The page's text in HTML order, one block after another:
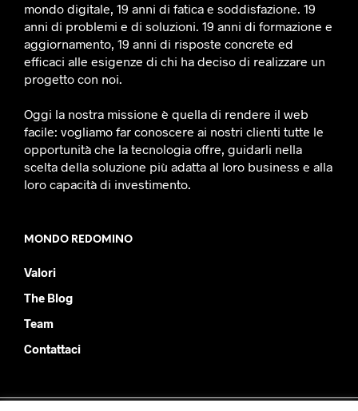
mondo digitale, 19 anni di fatica e soddisfazione. 19
anni di problemi e di soluzioni. 19 anni di formazione e
aggiornamento, 19 anni di risposte concrete ed
efficaci alle esigenze di chi ha deciso di realizzare un
progetto con noi.
Oggi la nostra missione è quella di rendere il web
facile: vogliamo far conoscere ai nostri clienti tutte le
opportunità che la tecnologia offre, guidarli nella
scelta della soluzione più adatta al loro business e alla
loro capacità di investimento.
MONDO REDOMINO
Valori
The Blog
Team
Contattaci